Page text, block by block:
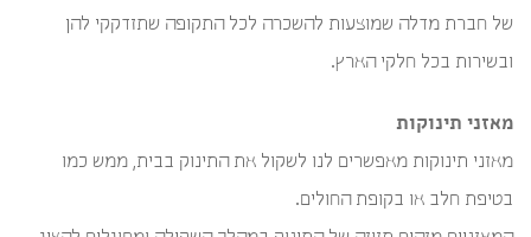
של חברת מדלה שמוצעות להשכרה לכל התקופה שתזדקקי להן
ובשירות בכל חלקי הארץ.
מאזני תינוקות
מאזני תינוקות מאפשרים לנו לשקול את התינוק בבית, ממש כמו
בטיפת חלב או בקופת החולים.